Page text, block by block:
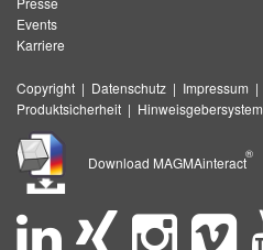
Events
Karriere
Copyright | Datenschutz | Impressum |
Produktsicherheit | Hinweisgebersystem
Download MAGMAinteract
®